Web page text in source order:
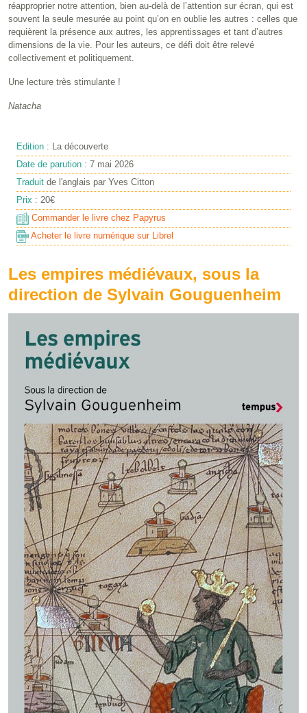
réapproprier notre attention, bien au-delà de l’attention sur écran, qui est
souvent la seule mesurée au point qu’on en oublie les autres : celles que
requièrent la présence aux autres, les apprentissages et tant d’autres
dimensions de la vie. Pour les auteurs, ce défi doit être relevé
collectivement et politiquement.
Une lecture très stimulante !
Natacha
Edition : La découverte
Date de parution : 7 mai 2026
Traduit de l'anglais par Yves Citton
Prix : 20€
Commander le livre chez Papyrus
Acheter le livre numérique sur Librel
Les empires médiévaux, sous la
direction de Sylvain Gouguenheim